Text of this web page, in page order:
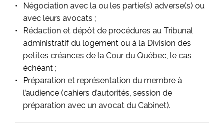
Négociation avec la ou les partie(s) adverse(s) ou
avec leurs avocats ;
Rédaction et dépôt de procédures au Tribunal
administratif du logement ou à la Division des
petites créances de la Cour du Québec, le cas
échéant ;
Préparation et représentation du membre à
l’audience (cahiers d’autorités, session de
préparation avec un avocat du Cabinet).